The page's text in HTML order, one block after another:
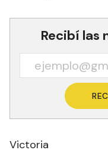
Recibí las
Victoria